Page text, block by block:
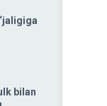
bilan